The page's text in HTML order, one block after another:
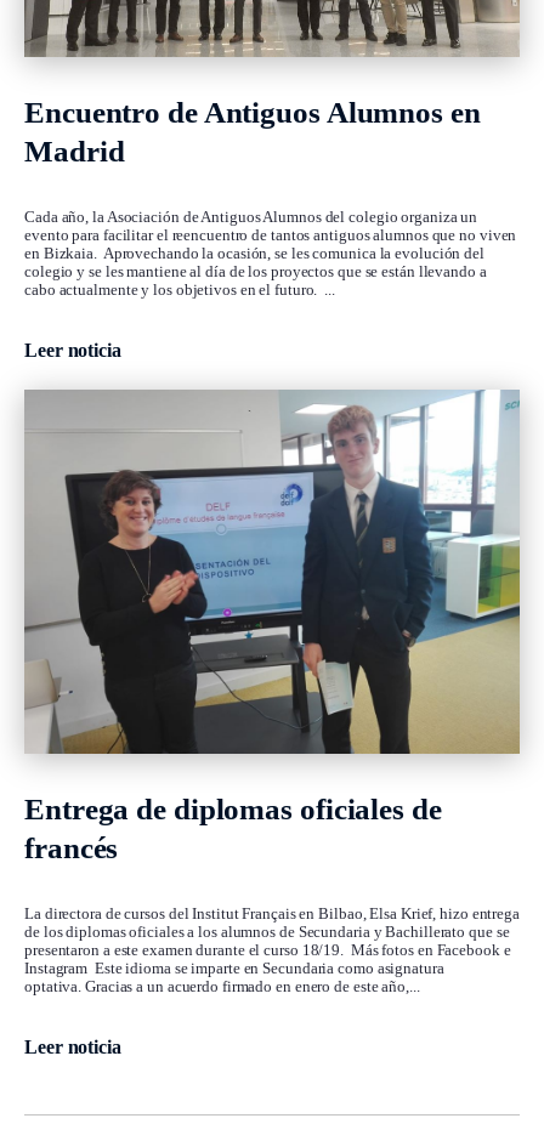
Encuentro de Antiguos Alumnos en
Madrid
Cada año, la Asociación de Antiguos Alumnos del colegio organiza un
evento para facilitar el reencuentro de tantos antiguos alumnos que no viven
en Bizkaia. Aprovechando la ocasión, se les comunica la evolución del
colegio y se les mantiene al día de los proyectos que se están llevando a
cabo actualmente y los objetivos en el futuro. ...
Leer noticia
Entrega de diplomas oficiales de
francés
La directora de cursos del Institut Français en Bilbao, Elsa Krief, hizo entrega
de los diplomas oficiales a los alumnos de Secundaria y Bachillerato que se
presentaron a este examen durante el curso 18/19. Más fotos en Facebook e
Instagram Este idioma se imparte en Secundaria como asignatura
optativa. Gracias a un acuerdo firmado en enero de este año,...
Leer noticia